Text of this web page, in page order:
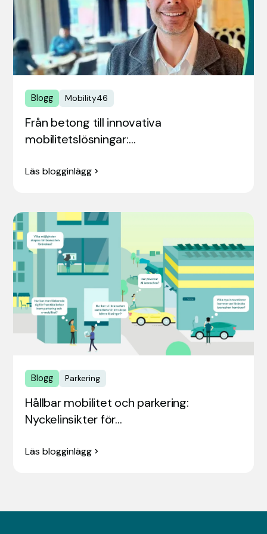
Blogg Mobility46
Från betong till innovativa
mobilitetslösningar:…
Läs blogginlägg
Blogg Parkering
Hållbar mobilitet och parkering:
Nyckelinsikter för…
Läs blogginlägg